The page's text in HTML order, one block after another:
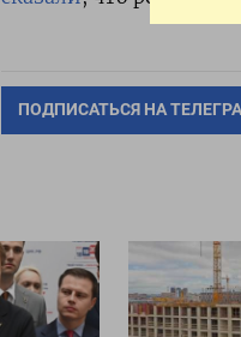
ПОДПИСАТЬСЯ НА